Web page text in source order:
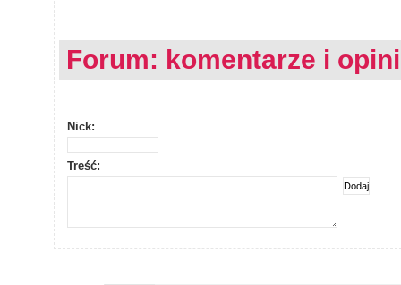
Forum: komentarze i
Nick:
Treść: